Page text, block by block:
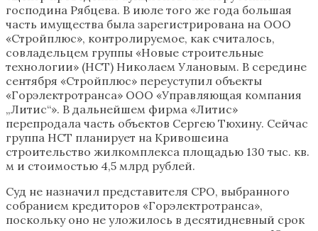
господина Рябцева. В июле того же года большая
часть имущества была зарегистрирована на ООО
«Стройплюс», контролируемое, как считалось,
совладельцем группы «Новые строительные
технологии» (НСТ) Николаем Улановым. В середине
сентября «Стройплюс» переуступил объекты
«Горэлектротранса» ООО «Управляющая компания
„Литис“». В дальнейшем фирма «Литис»
перепродала часть объектов Сергею Тюхину. Сейчас
группа НСТ планирует на Кривошеина
строительство жилкомплекса площадью 130 тыс. кв.
м и стоимостью 4,5 млрд рублей.
Суд не назначил представителя СРО, выбранного
собранием кредиторов «Горэлектротранса»,
поскольку оно не уложилось в десятидневный срок